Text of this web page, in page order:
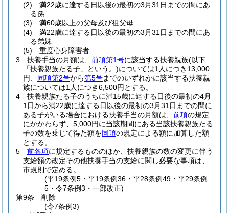
(2)
満22歳に達する日以後の最初の3月31日までの間にあ
る孫
(3)
満60歳以上の父母及び祖父母
(4)
満22歳に達する日以後の最初の3月31日までの間にあ
る弟妹
(5)
重度心身障害者
3
扶養手当の月額は、 前項第1号に該当する扶養親族(以下
「扶養親族たる子」という。)については1人につき13,000
円、 同項第2号から第5号までのいずれかに該当する扶養親
族については1人につき6,500円とする。
4
扶養親族たる子のうちに満15歳に達する日後の最初の4月
1日から満22歳に達する日以後の最初の3月31日までの間に
ある子がいる場合における扶養手当の月額は、 前項の規定
にかかわらず、5,000円に当該期間にある当該扶養親族たる
子の数を乗じて得た額を同項の規定による額に加算した額
とする。
5
前各項に規定するもののほか、扶養親族の数の変更に伴う
支給額の改定その他扶養手当の支給に関し必要な事項は、
市規則で定める。
(平19条例5・平19条例36・平28条例49・平29条例
5・令7条例3・一部改正)
第9条
削除
(令7条例3)